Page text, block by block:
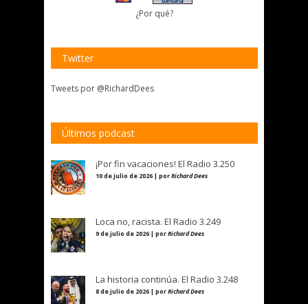
¿Por qué?
Twitter
Tweets por @RichardDees
Últimos podcast
¡Por fin vacaciones! El Radio 3.250
10 de julio de 2026 | porRichard Dees
Loca no, racista. El Radio 3.249
9 de julio de 2026 | porRichard Dees
La historia continúa. El Radio 3.248
8 de julio de 2026 | porRichard Dees